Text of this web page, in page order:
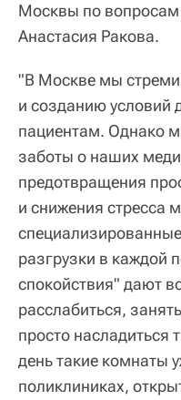
Москвы по вопросам
Анастасия Ракова.
"В Москве мы
и созданию условий
пациентам. Однако
заботы о наших
предотвращения
и снижения стресса
разгрузки в каждой
спокойствия" дают
расслабиться,
просто
день такие комнаты
поликлиниках,